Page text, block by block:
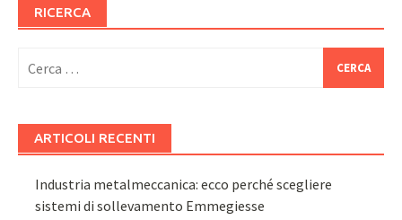
RICERCA
per:
ARTICOLI RECENTI
Industria metalmeccanica: ecco perché scegliere
sistemi di sollevamento Emmegiesse